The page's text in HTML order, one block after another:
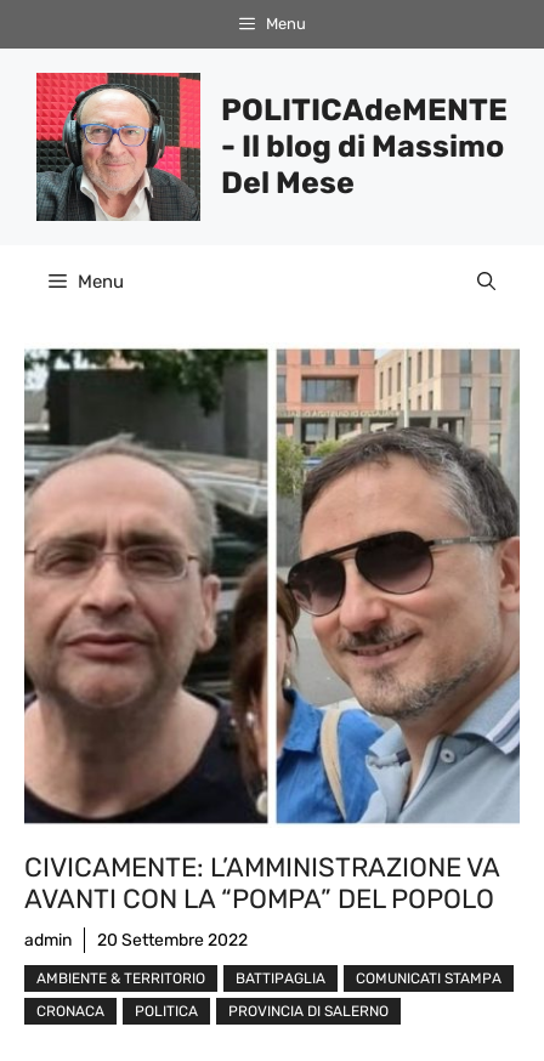
al
contenuto
Menu
POLITICAdeMENTE
- Il blog di Massimo
Del Mese
Menu
CIVICAMENTE: L’AMMINISTRAZIONE VA
AVANTI CON LA “POMPA” DEL POPOLO
admin 20 Settembre 2022
AMBIENTE & TERRITORIO BATTIPAGLIA
COMUNICATI STAMPA
CRONACA
POLITICA PROVINCIA DI SALERNO